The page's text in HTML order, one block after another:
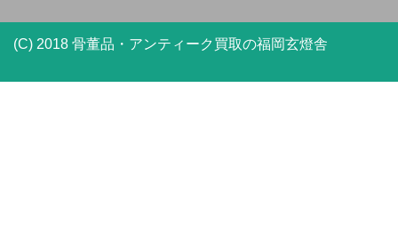
(C) 2018 骨董品・アンティーク買取の福岡玄燈舎